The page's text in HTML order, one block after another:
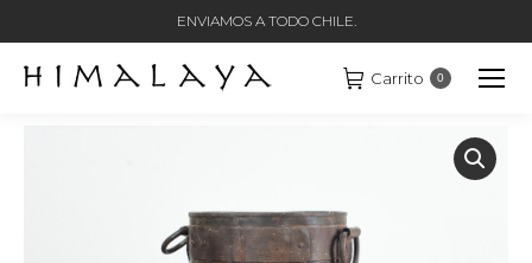
ENVIAMOS A TODO CHILE.
Carrito 0